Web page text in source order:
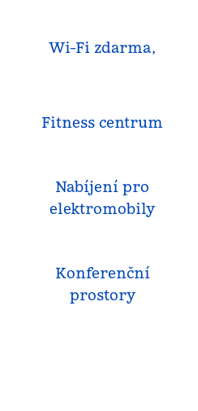
Wi-Fi zdarma,
Fitness centrum
Nabíjení pro
elektromobily
Konferenční
prostory